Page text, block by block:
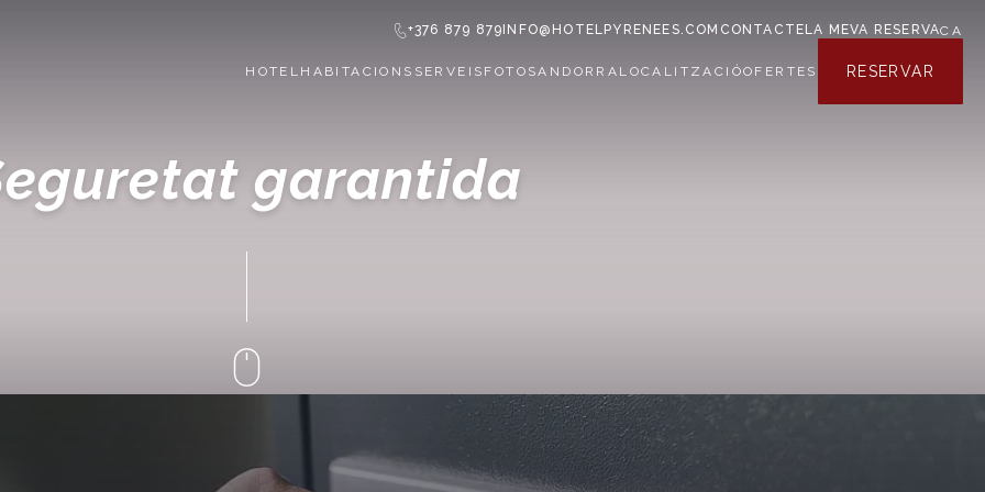
+376 879 879 INFO@HOTELPYRENEES.COM CONTACTE LA MEVA RESERVACA
HOTEL HABITACIONS SERVEIS FOTOSANDORRA LOCALITZACIÓOFERTES RESERVAR
garantida